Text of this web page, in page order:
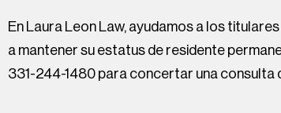
En Laura Leon Law, ayudamos a los
a mantener su estatus de residente
331-244-1480 para concertar una consulta